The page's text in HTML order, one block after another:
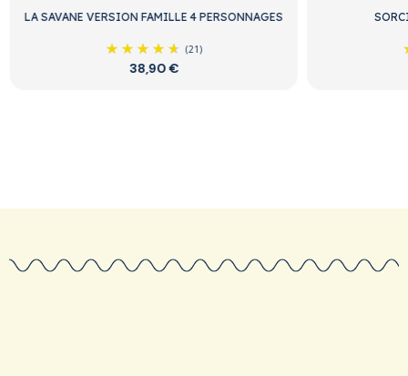
LA SAVANE VERSION FAMILLE 4 PERSONNAGES
(21)
38,90 €